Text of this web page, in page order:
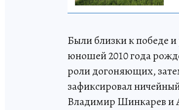
Были близки к победе
юношей 2010 года
роли догоняющих,
зафиксировал
Владимир Шинкарев и